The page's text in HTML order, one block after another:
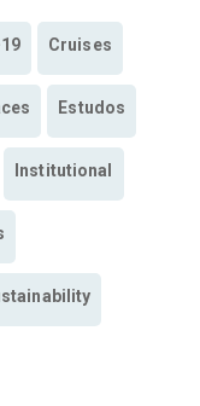
Cruises
Estudos
Institutional